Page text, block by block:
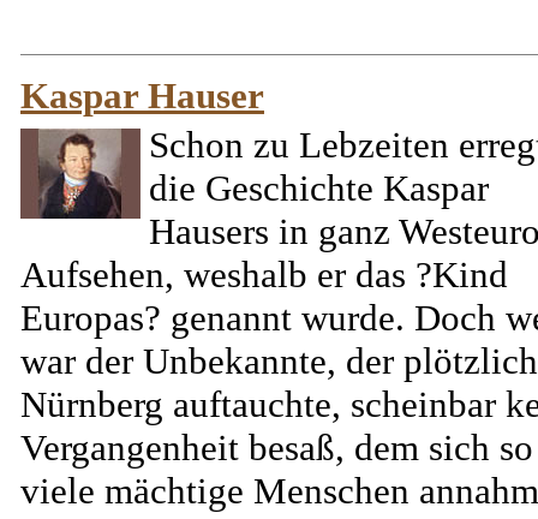
Kaspar Hauser
Schon zu Lebzeiten
die Geschichte Kaspar
Hausers in ganz
Aufsehen, weshalb er das ?Kind
Europas? genannt wurde. Doch
war der Unbekannte, der
Nürnberg auftauchte, scheinbar
Vergangenheit besaß, dem sich so
viele mächtige Menschen